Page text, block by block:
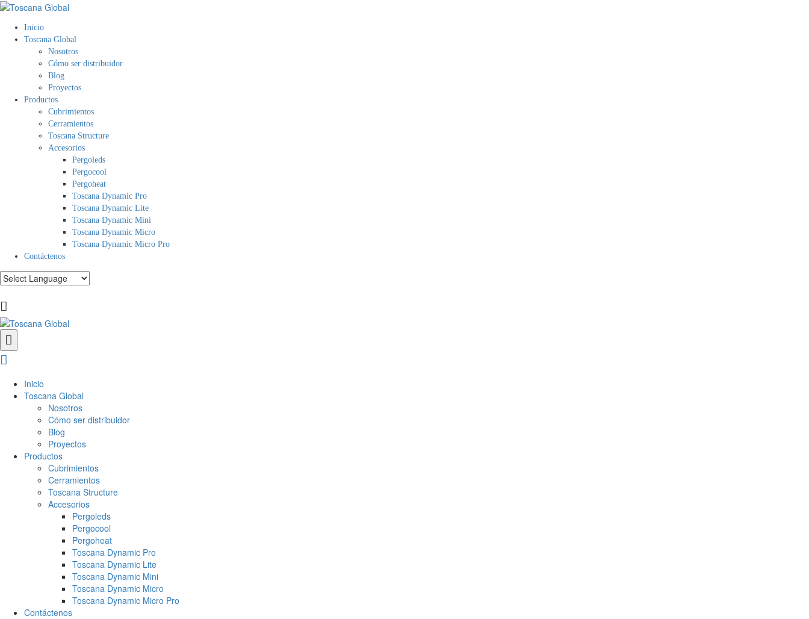
Inicio
Toscana Global
Nosotros
Cómo ser distribuidor
Blog
Proyectos
Productos
Cubrimientos
Cerramientos
Toscana Structure
Accesorios
Pergoleds
Pergocool
Pergoheat
Toscana Dynamic Pro
Toscana Dynamic Lite
Toscana Dynamic Mini
Toscana Dynamic Micro
Toscana Dynamic Micro Pro
Contáctenos
Inicio
Toscana Global
Nosotros
Cómo ser distribuidor
Blog
Proyectos
Productos
Cubrimientos
Cerramientos
Toscana Structure
Accesorios
Pergoleds
Pergocool
Pergoheat
Toscana Dynamic Pro
Toscana Dynamic Lite
Toscana Dynamic Mini
Toscana Dynamic Micro
Toscana Dynamic Micro Pro
Contáctenos